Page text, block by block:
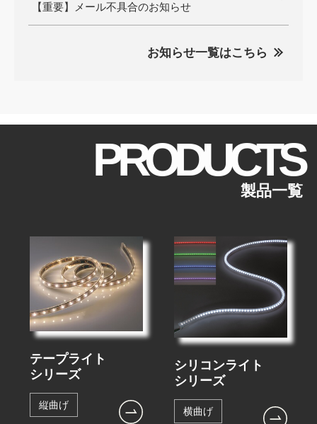
【重要】メール不具合のお知らせ
お知らせ一覧はこちら
PRODUCTS
製品一覧
テープライト
シリーズ
縦曲げ
シリコンライト
シリーズ
横曲げ